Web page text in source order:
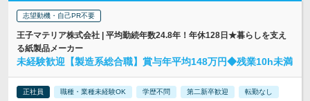
志望動機・自己PR不要
王子マテリア株式会社 | 平均勤続年数24.8年！年休128日★暮らしを支え
る紙製品メーカー
未経験歓迎【製造系総合職】賞与年平均148万円◆残業10h未満
正社員 職種・業種未経験OK 学歴不問 第二新卒歓迎 転勤なし